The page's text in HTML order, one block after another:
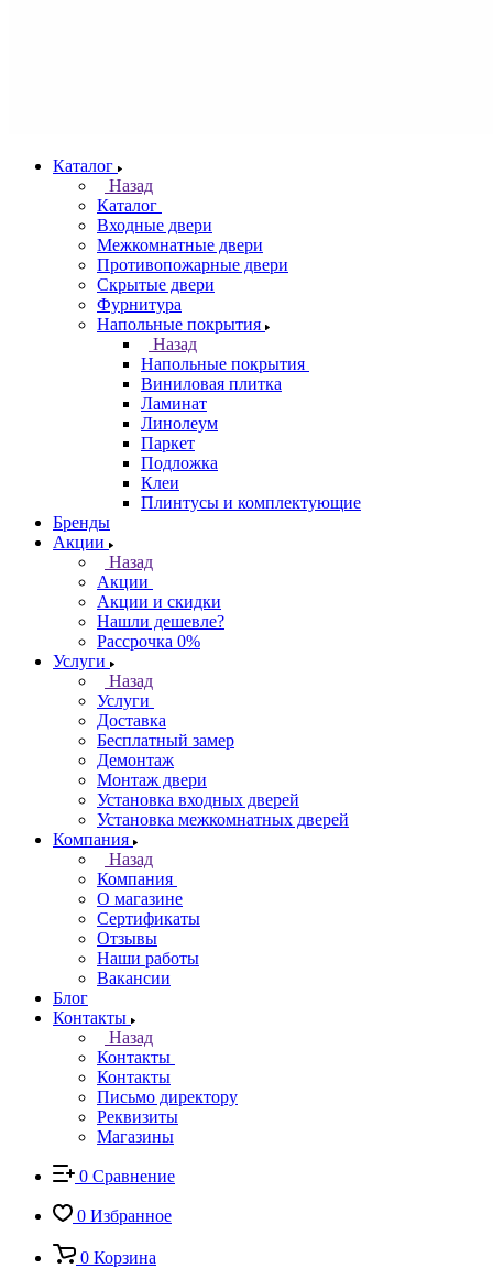
Каталог
Назад
Каталог
Входные двери
Межкомнатные двери
Противопожарные двери
Скрытые двери
Фурнитура
Напольные покрытия
Назад
Напольные покрытия
Виниловая плитка
Ламинат
Линолеум
Паркет
Подложка
Клеи
Плинтусы и комплектующие
Бренды
Акции
Назад
Акции
Акции и скидки
Нашли дешевле?
Рассрочка 0%
Услуги
Назад
Услуги
Доставка
Бесплатный замер
Демонтаж
Монтаж двери
Установка входных дверей
Установка межкомнатных дверей
Компания
Назад
Компания
О магазине
Сертификаты
Отзывы
Наши работы
Вакансии
Блог
Контакты
Назад
Контакты
Контакты
Письмо директору
Реквизиты
Магазины
0 Сравнение
0 Избранное
0 Корзина